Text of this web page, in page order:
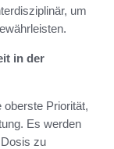
um
in der
oberste Priorität,
Es werden
zu